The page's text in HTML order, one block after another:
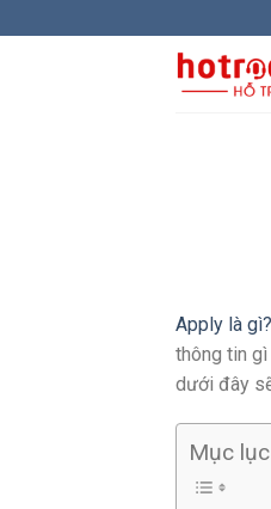
to
Apply là gì?
thông tin
dưới đây
Mục